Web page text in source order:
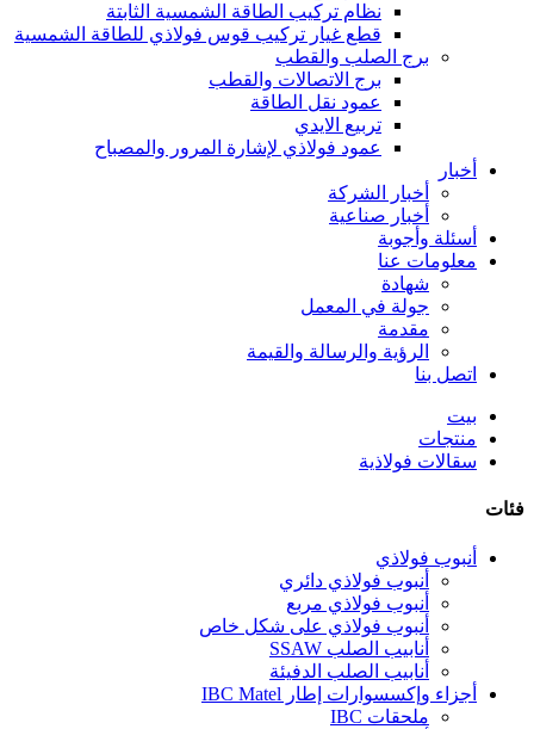
نظام تركيب الطاقة الشمسية الثابتة
قطع غيار تركيب قوس فولاذي للطاقة الشمسية
برج الصلب والقطب
برج الاتصالات والقطب
عمود نقل الطاقة
تربيع الايدي
عمود فولاذي لإشارة المرور والمصباح
أخبار
أخبار الشركة
أخبار صناعية
أسئلة وأجوبة
معلومات عنا
شهادة
جولة في المعمل
مقدمة
الرؤية والرسالة والقيمة
اتصل بنا
بيت
منتجات
سقالات فولاذية
فئات
أنبوب فولاذي
أنبوب فولاذي دائري
أنبوب فولاذي مربع
أنبوب فولاذي على شكل خاص
أنابيب الصلب SSAW
أنابيب الصلب الدفيئة
أجزاء وإكسسوارات إطار IBC Matel
ملحقات IBC